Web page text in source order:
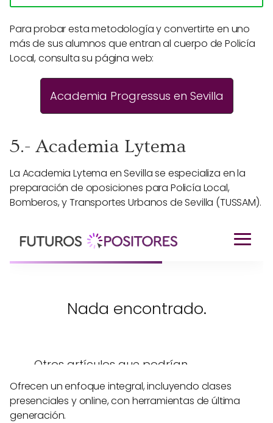
Para probar esta metodología y convertirte en uno
más de sus alumnos que entran al cuerpo de Policía
Local, consulta su página web:
Academia Progressus en Sevilla
5.- Academia Lytema
La Academia Lytema en Sevilla se especializa en la
preparación de oposiciones para Policía Local,
Bomberos, y Transportes Urbanos de Sevilla (TUSSAM).
Ofrecen un enfoque integral, incluyendo clases
presenciales y online, con herramientas de última
generación.